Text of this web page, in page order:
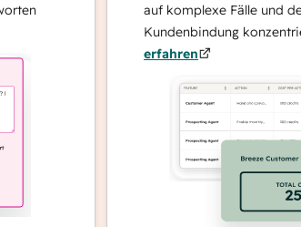
auf komplexe Fälle und den
Kundenbindung konzentrieren
erfahren